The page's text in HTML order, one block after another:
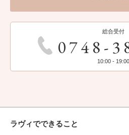
総合受付
0748-
10:00 - 19:00
ラヴィでできること